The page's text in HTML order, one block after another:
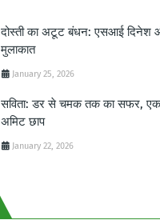
दोस्ती का अटूट बंधन: एसआई दिनेश
मुलाकात
January 25, 2026
सविता: डर से चमक तक का सफर, एक
अमिट छाप
January 22, 2026